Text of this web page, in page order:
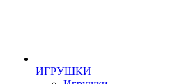
ИГРУШКИ